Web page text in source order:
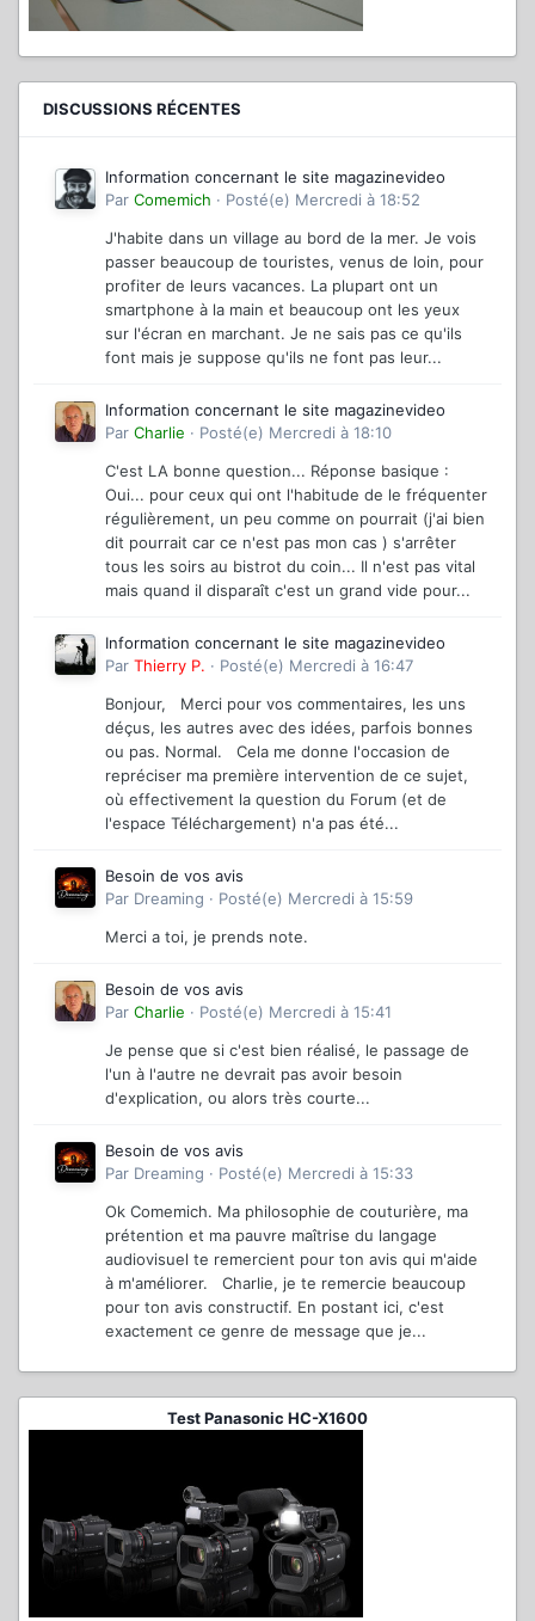
DISCUSSIONS RÉCENTES
Information concernant le site magazinevideo
Par Comemich · Posté(e) Mercredi à 18:52
J'habite dans un village au bord de la mer. Je vois
passer beaucoup de touristes, venus de loin, pour
profiter de leurs vacances. La plupart ont un
smartphone à la main et beaucoup ont les yeux
sur l'écran en marchant. Je ne sais pas ce qu'ils
font mais je suppose qu'ils ne font pas leur...
Information concernant le site magazinevideo
Par Charlie · Posté(e) Mercredi à 18:10
C'est LA bonne question... Réponse basique :
Oui... pour ceux qui ont l'habitude de le fréquenter
régulièrement, un peu comme on pourrait (j'ai bien
dit pourrait car ce n'est pas mon cas ) s'arrêter
tous les soirs au bistrot du coin... Il n'est pas vital
mais quand il disparaît c'est un grand vide pour...
Information concernant le site magazinevideo
Par Thierry P. · Posté(e) Mercredi à 16:47
Bonjour, Merci pour vos commentaires, les uns
déçus, les autres avec des idées, parfois bonnes
ou pas. Normal. Cela me donne l'occasion de
repréciser ma première intervention de ce sujet,
où effectivement la question du Forum (et de
l'espace Téléchargement) n'a pas été...
Besoin de vos avis
Par Dreaming · Posté(e) Mercredi à 15:59
Merci a toi, je prends note.
Besoin de vos avis
Par Charlie · Posté(e) Mercredi à 15:41
Je pense que si c'est bien réalisé, le passage de
l'un à l'autre ne devrait pas avoir besoin
d'explication, ou alors très courte...
Besoin de vos avis
Par Dreaming · Posté(e) Mercredi à 15:33
Ok Comemich. Ma philosophie de couturière, ma
prétention et ma pauvre maîtrise du langage
audiovisuel te remercient pour ton avis qui m'aide
à m'améliorer. Charlie, je te remercie beaucoup
pour ton avis constructif. En postant ici, c'est
exactement ce genre de message que je...
Test Panasonic HC-X1600